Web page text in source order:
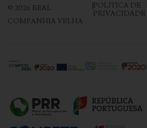
© 2026 REAL
COMPANHIA VELHA
|POLÍTICA DE
PRIVACIDADE